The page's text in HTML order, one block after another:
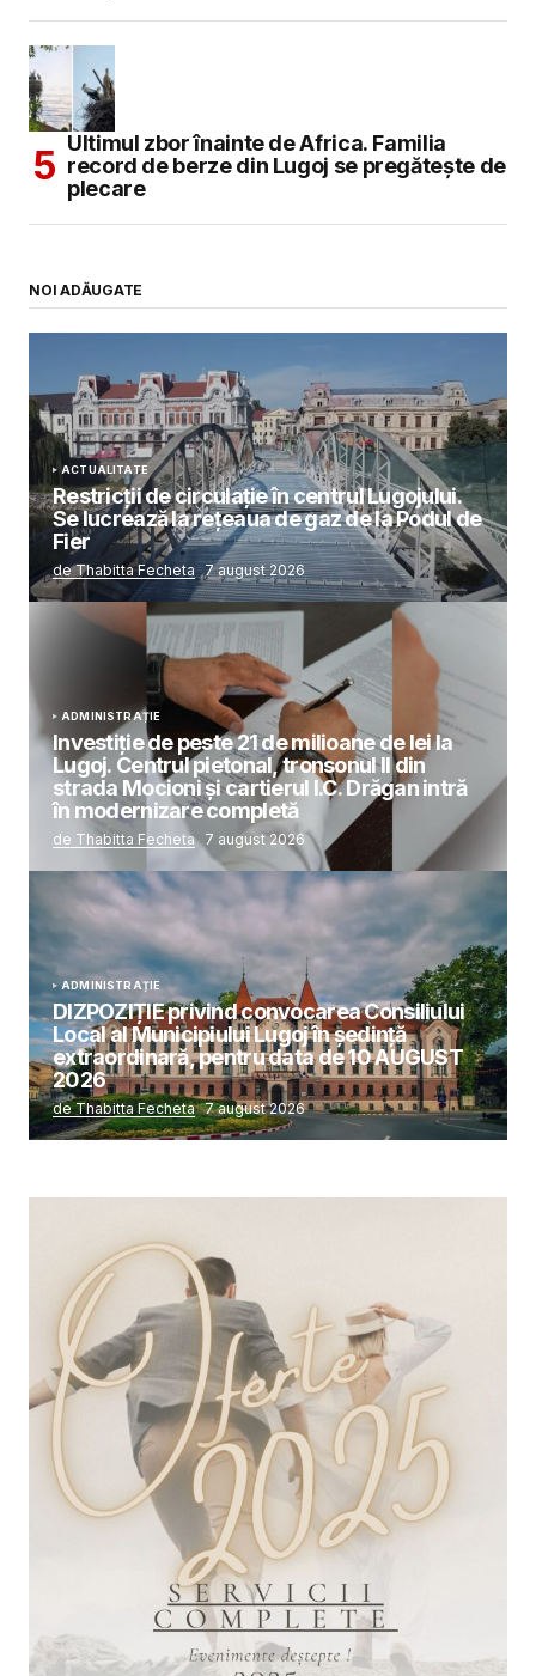
Ultimul zbor înainte de Africa. Familia
record de berze din Lugoj se pregătește de
plecare
NOI ADĂUGATE
ACTUALITATE
Restricții de circulație în centrul Lugojului.
Se lucrează la rețeaua de gaz de la Podul de
Fier
de Thabitta Fecheta 7 august 2026
ADMINISTRAȚIE
Investiție de peste 21 de milioane de lei la
Lugoj. Centrul pietonal, tronsonul II din
strada Mocioni și cartierul I.C. Drăgan intră
în modernizare completă
de Thabitta Fecheta 7 august 2026
ADMINISTRAȚIE
DIZPOZIȚIE privind convocarea Consiliului
Local al Municipiului Lugoj în şedinţă
extraordinară, pentru data de 10 AUGUST
2026
de Thabitta Fecheta 7 august 2026